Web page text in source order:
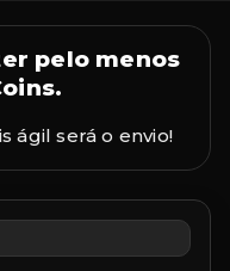
pelo menos
ágil será o envio!